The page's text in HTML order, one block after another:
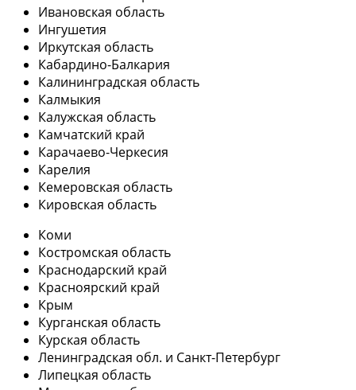
Ивановская область
Ингушетия
Иркутская область
Кабардино-Балкария
Калининградская область
Калмыкия
Калужская область
Камчатский край
Карачаево-Черкесия
Карелия
Кемеровская область
Кировская область
Коми
Костромская область
Краснодарский край
Красноярский край
Крым
Курганская область
Курская область
Ленинградская обл. и Санкт-Петербург
Липецкая область